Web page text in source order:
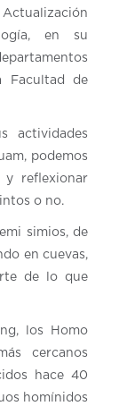
Actualización
en su
Facultad de
actividades
podemos
y reflexionar
o no.
simios, de
en cuevas,
de lo que
los Homo
cercanos
hace 40
homínidos